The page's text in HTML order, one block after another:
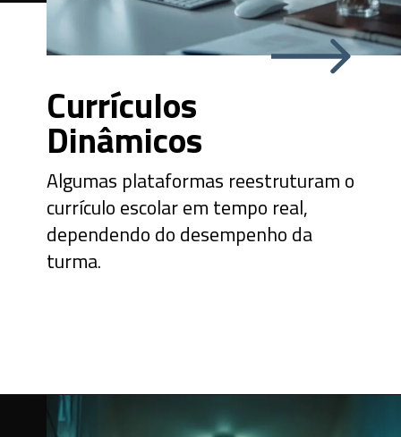
Algumas plataformas reestruturam o
currículo escolar em tempo real,
dependendo do desempenho da
turma.
Currículos
Dinâmicos